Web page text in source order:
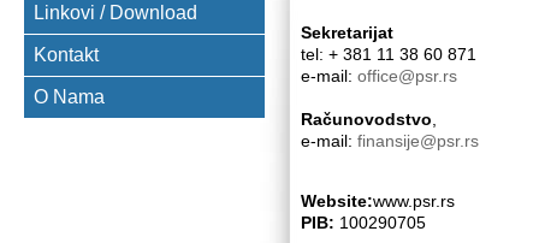
Linkovi / Download
Kontakt
O Nama
Sekretarijat
tel: + 381 11 38 60 871
e-mail: office@psr.rs
Računovodstvo
e-mail: finansije@psr.rs
Website:www.psr.rs
PIB: 100290705